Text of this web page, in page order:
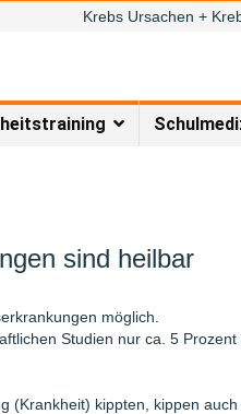
Krebs Ursachen +
sind heilbar
möglich.
Studien nur ca. 5 Prozent
(Krankheit) kippten, kippen auch